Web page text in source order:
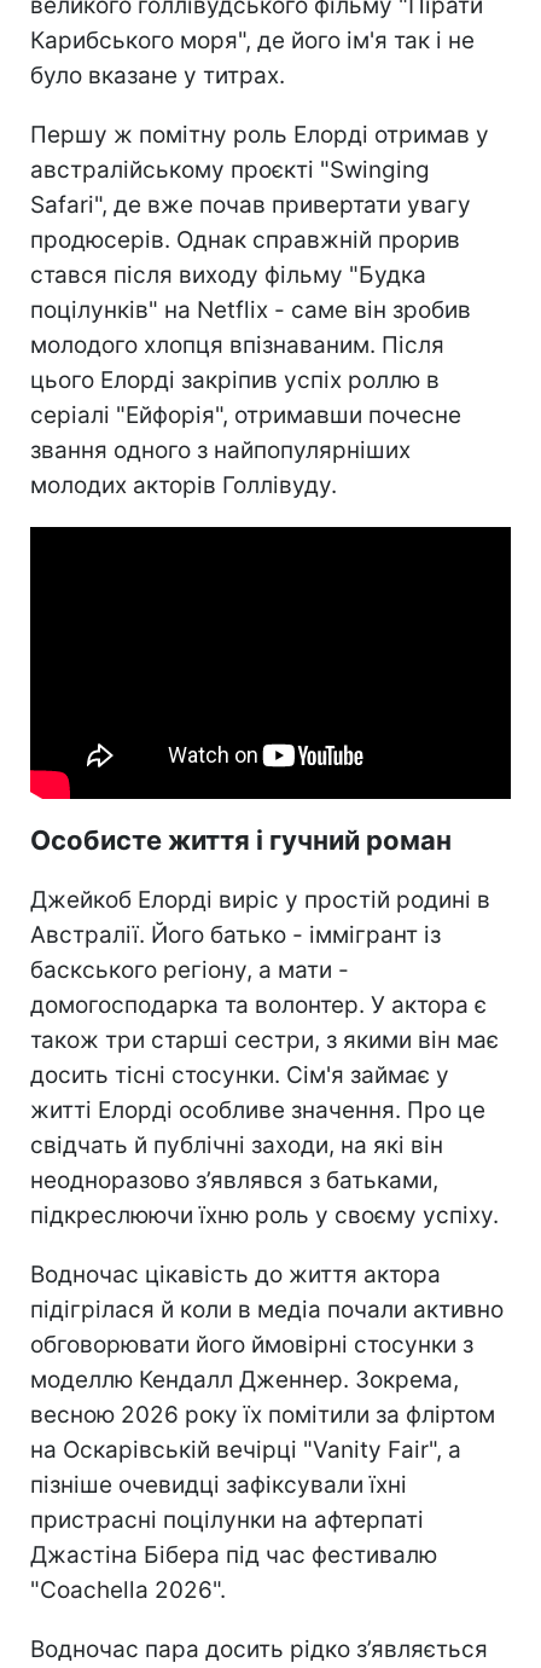
великого голлівудського фільму "Пірати
Карибського моря", де його ім'я так і не
було вказане у титрах.
Першу ж помітну роль Елорді отримав у
австралійському проєкті "Swinging
Safari", де вже почав привертати увагу
продюсерів. Однак справжній прорив
стався після виходу фільму "Будка
поцілунків" на Netflix - саме він зробив
молодого хлопця впізнаваним. Після
цього Елорді закріпив успіх роллю в
серіалі "Ейфорія", отримавши почесне
звання одного з найпопулярніших
молодих акторів Голлівуду.
Особисте життя і гучний роман
Джейкоб Елорді виріс у простій родині в
Австралії. Його батько - іммігрант із
баскського регіону, а мати -
домогосподарка та волонтер. У актора є
також три старші сестри, з якими він має
досить тісні стосунки. Сім'я займає у
житті Елорді особливе значення. Про це
свідчать й публічні заходи, на які він
неодноразово з’являвся з батьками,
підкреслюючи їхню роль у своєму успіху.
Водночас цікавість до життя актора
підігрілася й коли в медіа почали активно
обговорювати його ймовірні стосунки з
моделлю Кендалл Дженнер. Зокрема,
весною 2026 року їх помітили за фліртом
на Оскарівській вечірці "Vanity Fair", а
пізніше очевидці зафіксували їхні
пристрасні поцілунки на афтерпаті
Джастіна Бібера під час фестивалю
"Coachella 2026".
Водночас пара досить рідко з’являється